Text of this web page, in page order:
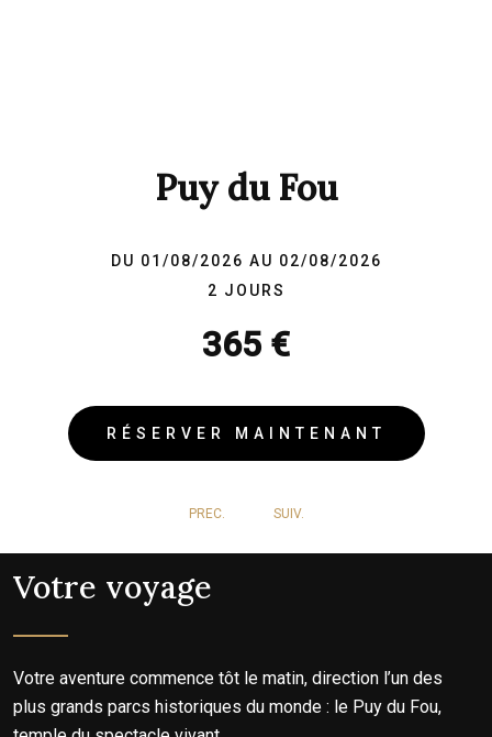
Puy du Fou
DU 01/08/2026 AU 02/08/2026
2 JOURS
365 €
RÉSERVER MAINTENANT
PREC. SUIV.
Votre voyage
Votre aventure commence tôt le matin, direction l’un des
plus grands parcs historiques du monde : le Puy du Fou,